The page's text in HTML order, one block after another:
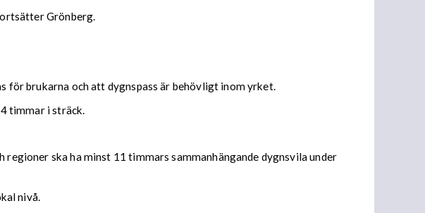
Grönberg.
för brukarna och att dygnspass är behövligt inom yrket.
timmar i sträck.
ska ha minst 11 timmars sammanhängande dygnsvila under
nivå.